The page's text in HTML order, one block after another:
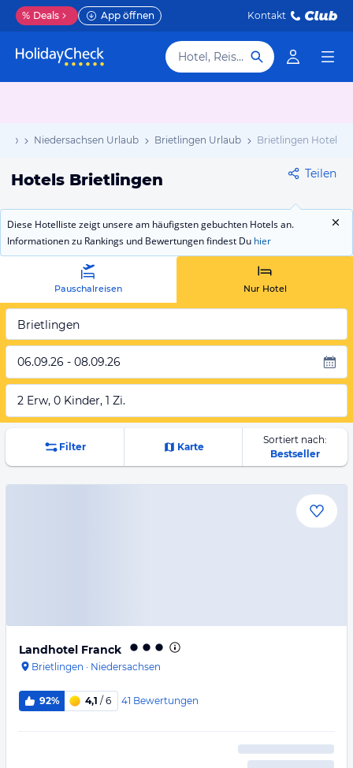
% Deals App öffnen Kontakt
Hotel, Reiseziel
Niedersachsen Urlaub Brietlingen Urlaub Brietlingen Hotels
Hotels Brietlingen Teilen
Diese Hotelliste zeigt unsere am häufigsten gebuchten Hotels an.
Informationen zu Rankings und Bewertungen findest Du hier
Pauschalreisen Nur Hotel
Brietlingen
06.09.26 - 08.09.26
2 Erw, 0 Kinder, 1 Zi.
Filter Karte
Sortiert nach:
Bestseller
Landhotel Franck
Brietlingen · Niedersachsen
92% 4,1 / 6 41 Bewertungen